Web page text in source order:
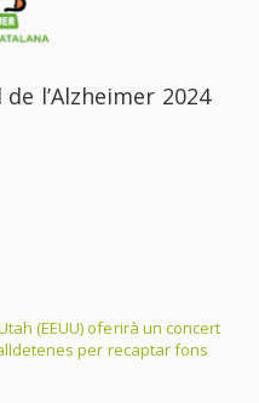
l’Alzheimer 2024
(EEUU) oferirà un concert
per recaptar fons